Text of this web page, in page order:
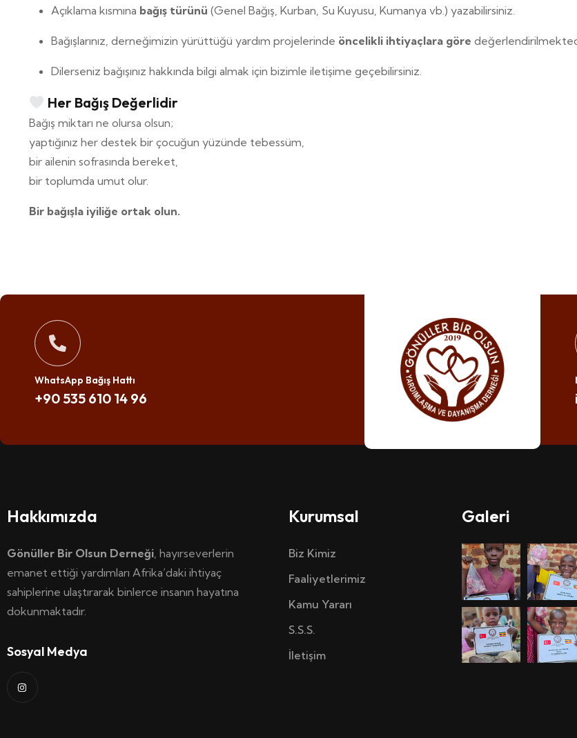
Açıklama kısmına bağış türünü (Genel Bağış, Kurban, Su Kuyusu, Kumanya vb.) yazabilirsiniz.
Bağışlarınız, derneğimizin yürüttüğü yardım projelerinde öncelikli ihtiyaçlara göre
Dilerseniz bağışınız hakkında bilgi almak için bizimle iletişime geçebilirsiniz.
Her Bağış Değerlidir
Bağış miktarı ne olursa olsun;
yaptığınız her destek bir çocuğun yüzünde tebessüm,
bir ailenin sofrasında bereket,
bir toplumda umut olur.
Bir bağışla iyiliğe ortak olun.
WhatsApp Bağış Hattı
+90 535 610 14 96
Hakkımızda
Gönüller Bir Olsun Derneği, hayırseverlerin
emanet ettiği yardımları Afrika’daki ihtiyaç
sahiplerine ulaştırarak binlerce insanın hayatına
dokunmaktadır.
Sosyal Medya
Kurumsal
Biz Kimiz
Faaliyetlerimiz
Kamu Yararı
S.S.S.
İletişim
Galeri